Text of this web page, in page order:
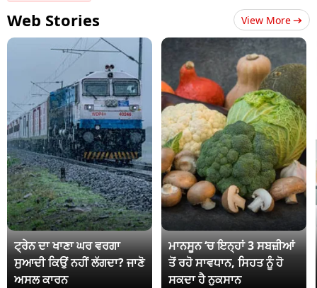
Web Stories View More
ਟ੍ਰੇਨ ਦਾ ਖਾਣਾ ਘਰ ਵਰਗਾ
ਸੁਆਦੀ ਕਿਉਂ ਨਹੀਂ ਲੱਗਦਾ? ਜਾਣੋ
ਅਸਲ ਕਾਰਨ
ਮਾਨਸੂਨ ‘ਚ ਇਨ੍ਹਾਂ 3 ਸਬਜ਼ੀਆਂ
ਤੋਂ ਰਹੋ ਸਾਵਧਾਨ, ਸਿਹਤ ਨੂੰ ਹੋ
ਸਕਦਾ ਹੈ ਨੁਕਸਾਨ